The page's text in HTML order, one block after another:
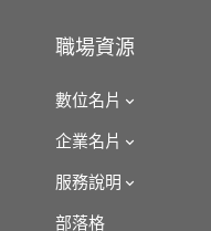
職場資源
數位名片
企業名片
服務說明
部落格